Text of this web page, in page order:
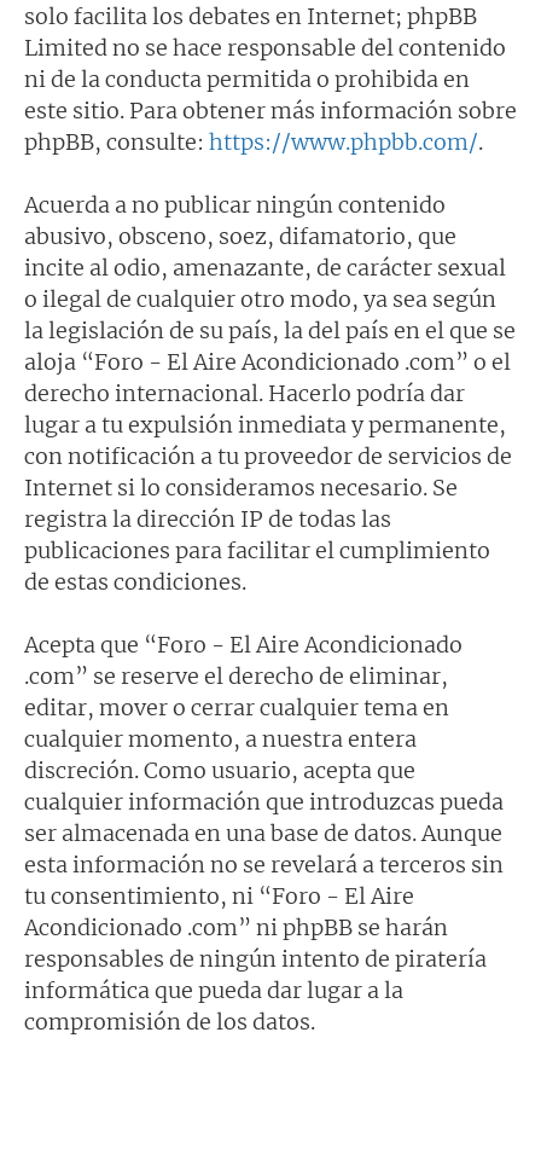
solo facilita los debates en Internet; phpBB
Limited no se hace responsable del contenido
ni de la conducta permitida o prohibida en
este sitio. Para obtener más información sobre
phpBB, consulte: https://www.phpbb.com/.
Acuerda a no publicar ningún contenido
abusivo, obsceno, soez, difamatorio, que
incite al odio, amenazante, de carácter sexual
o ilegal de cualquier otro modo, ya sea según
la legislación de su país, la del país en el que se
aloja “Foro - El Aire Acondicionado .com” o el
derecho internacional. Hacerlo podría dar
lugar a tu expulsión inmediata y permanente,
con notificación a tu proveedor de servicios de
Internet si lo consideramos necesario. Se
registra la dirección IP de todas las
publicaciones para facilitar el cumplimiento
de estas condiciones.
Acepta que “Foro - El Aire Acondicionado
.com” se reserve el derecho de eliminar,
editar, mover o cerrar cualquier tema en
cualquier momento, a nuestra entera
discreción. Como usuario, acepta que
cualquier información que introduzcas pueda
ser almacenada en una base de datos. Aunque
esta información no se revelará a terceros sin
tu consentimiento, ni “Foro - El Aire
Acondicionado .com” ni phpBB se harán
responsables de ningún intento de piratería
informática que pueda dar lugar a la
compromisión de los datos.